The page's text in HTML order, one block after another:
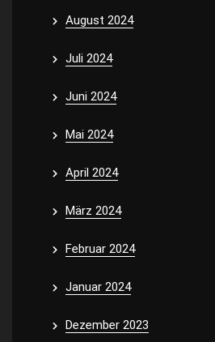
August 2024
Juli 2024
Juni 2024
Mai 2024
April 2024
März 2024
Februar 2024
Januar 2024
Dezember 2023